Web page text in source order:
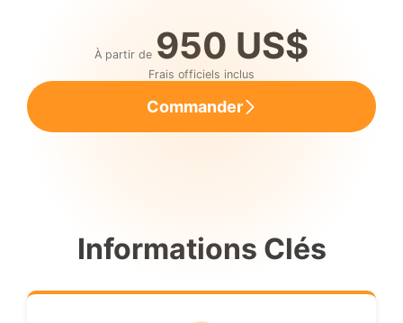
À partir de 950 US$
Frais officiels inclus
Commander
Informations Clés